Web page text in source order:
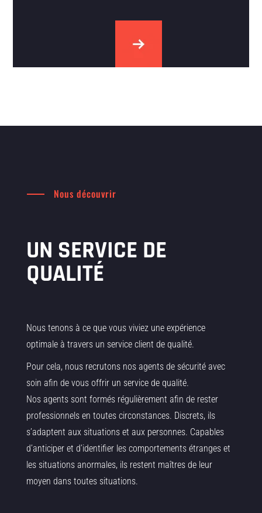
Nous découvrir
UN SERVICE DE
QUALITÉ
Nous tenons à ce que vous viviez une expérience
optimale à travers un service client de qualité.
Pour cela, nous recrutons nos agents de sécurité avec
soin afin de vous offrir un service de qualité.
Nos agents sont formés régulièrement afin de rester
professionnels en toutes circonstances. Discrets, ils
s’adaptent aux situations et aux personnes. Capables
d’anticiper et d’identifier les comportements étranges et
les situations anormales, ils restent maîtres de leur
moyen dans toutes situations.